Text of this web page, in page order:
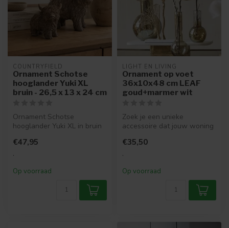
COUNTRYFIELD
Ornament Schotse
hooglander Yuki XL
bruin - 26,5 x 13 x 24 cm
Ornament Schotse
hooglander Yuki XL in bruin
decorati...
€47,95
.
Op voorraad
LIGHT EN LIVING
Ornament op voet
36x10x48 cm LEAF
goud+marmer wit
Zoek je een unieke
accessoire dat jouw woning
de per...
€35,50
.
Op voorraad